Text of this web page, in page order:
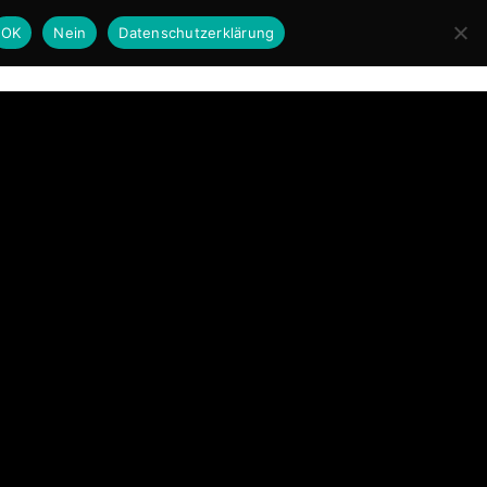
Schauspiel Moderation
OK Nein Datenschutzerklärung